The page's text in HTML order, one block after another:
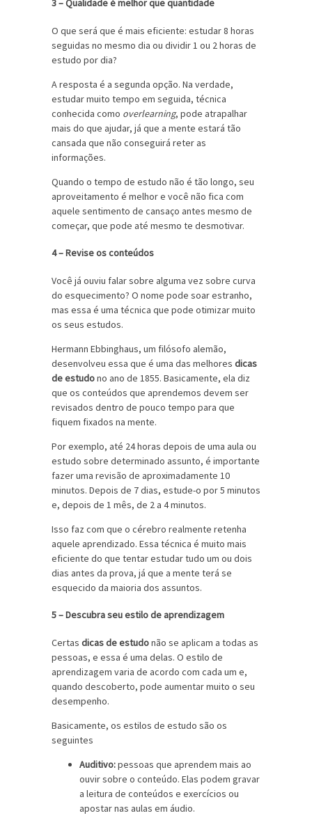
3 – Qualidade é melhor que quantidade
O que será que é mais eficiente: estudar 8 horas
seguidas no mesmo dia ou dividir 1 ou 2 horas de
estudo por dia?
A resposta é a segunda opção. Na verdade,
estudar muito tempo em seguida, técnica
conhecida como overlearning, pode atrapalhar
mais do que ajudar, já que a mente estará tão
cansada que não conseguirá reter as
informações.
Quando o tempo de estudo não é tão longo, seu
aproveitamento é melhor e você não fica com
aquele sentimento de cansaço antes mesmo de
começar, que pode até mesmo te desmotivar.
4 – Revise os conteúdos
Você já ouviu falar sobre alguma vez sobre curva
do esquecimento? O nome pode soar estranho,
mas essa é uma técnica que pode otimizar muito
os seus estudos.
Hermann Ebbinghaus, um filósofo alemão,
desenvolveu essa que é uma das melhores dicas
de estudono ano de 1855. Basicamente, ela diz
que os conteúdos que aprendemos devem ser
revisados dentro de pouco tempo para que
fiquem fixados na mente.
Por exemplo, até 24 horas depois de uma aula ou
estudo sobre determinado assunto, é importante
fazer uma revisão de aproximadamente 10
minutos. Depois de 7 dias, estude-o por 5 minutos
e, depois de 1 mês, de 2 a 4 minutos.
Isso faz com que o cérebro realmente retenha
aquele aprendizado. Essa técnica é muito mais
eficiente do que tentar estudar tudo um ou dois
dias antes da prova, já que a mente terá se
esquecido da maioria dos assuntos.
5 – Descubra seu estilo de aprendizagem
Certas dicas de estudonão se aplicam a todas as
pessoas, e essa é uma delas. O estilo de
aprendizagem varia de acordo com cada um e,
quando descoberto, pode aumentar muito o seu
desempenho.
Basicamente, os estilos de estudo são os
seguintes
Auditivo:pessoas que aprendem mais ao
ouvir sobre o conteúdo. Elas podem gravar
a leitura de conteúdos e exercícios ou
apostar nas aulas em áudio.